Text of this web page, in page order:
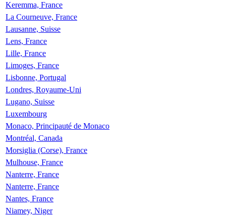
Keremma, France
La Courneuve, France
Lausanne, Suisse
Lens, France
Lille, France
Limoges, France
Lisbonne, Portugal
Londres, Royaume-Uni
Lugano, Suisse
Luxembourg
Monaco, Principauté de Monaco
Montréal, Canada
Morsiglia (Corse), France
Mulhouse, France
Nanterre, France
Nanterre, France
Nantes, France
Niamey, Niger